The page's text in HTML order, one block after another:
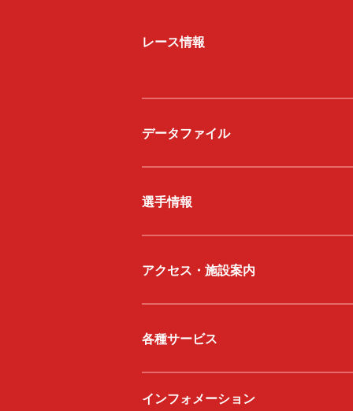
レース情報
データファイル
選手情報
アクセス・施設案内
各種サービス
インフォメーション